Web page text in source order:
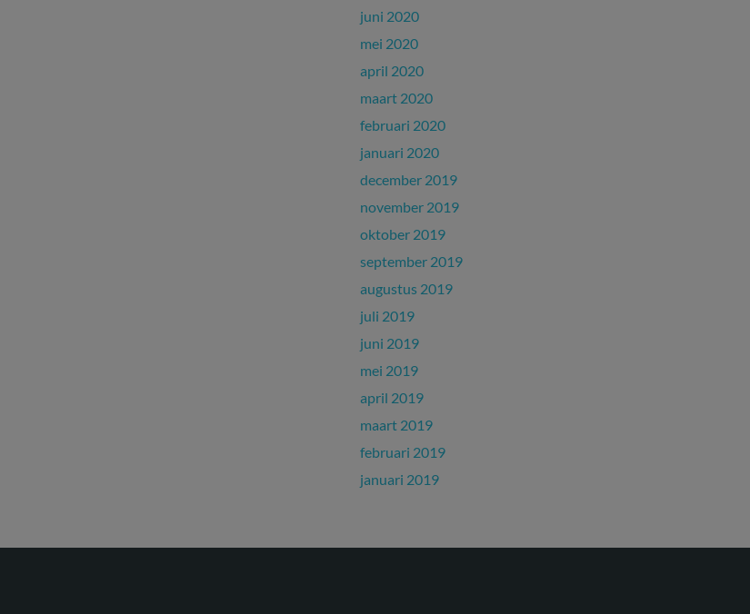
juni 2020
mei 2020
april 2020
maart 2020
februari 2020
januari 2020
december 2019
november 2019
oktober 2019
september 2019
augustus 2019
juli 2019
juni 2019
mei 2019
april 2019
maart 2019
februari 2019
januari 2019